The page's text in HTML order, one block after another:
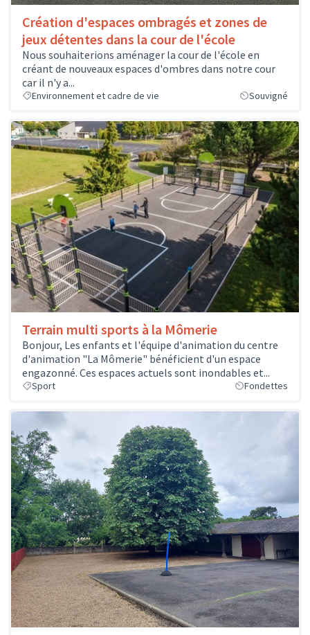
Création d'espaces ombragés et zones de
jeux détentes dans la cour de l'école
Nous souhaiterions aménager la cour de l'école en
créant de nouveaux espaces d'ombres dans notre cour
car il n'y a...
Environnement et cadre de vie Souvigné
Terrain multi sports à la Mômerie
Bonjour, Les enfants et l'équipe d'animation du centre
d'animation "La Mômerie" bénéficient d'un espace
engazonné. Ces espaces actuels sont inondables et...
Sport Fondettes